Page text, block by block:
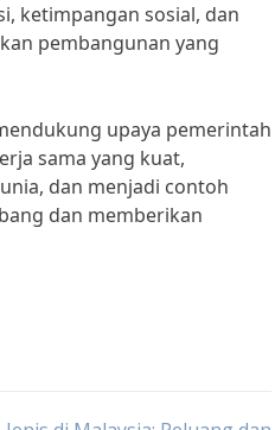
ketimpangan sosial, dan
pembangunan yang
upaya pemerintah
sama yang kuat,
dan menjadi contoh
dan memberikan